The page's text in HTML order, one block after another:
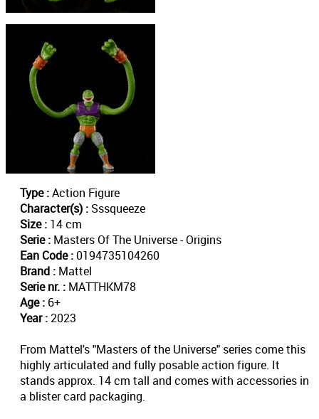
Type :Action Figure
Character(s) : Sssqueeze
Size : 14 cm
Serie : Masters Of The Universe - Origins
Ean Code :0194735104260
Brand : Mattel
Serie nr. : MATTHKM78
Age : 6+
Year :2023
From Mattel's "Masters of the Universe" series come this
highly articulated and fully posable action figure. It
stands approx. 14 cm tall and comes with accessories in
a blister card packaging.